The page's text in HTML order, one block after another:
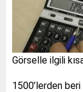
Görselle ilgili
1500’lerden